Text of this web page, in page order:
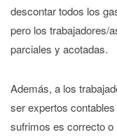
descontar todos los
pero los trabajadores/
parciales y acotadas.
Además, a los
ser expertos
sufrimos es correcto o